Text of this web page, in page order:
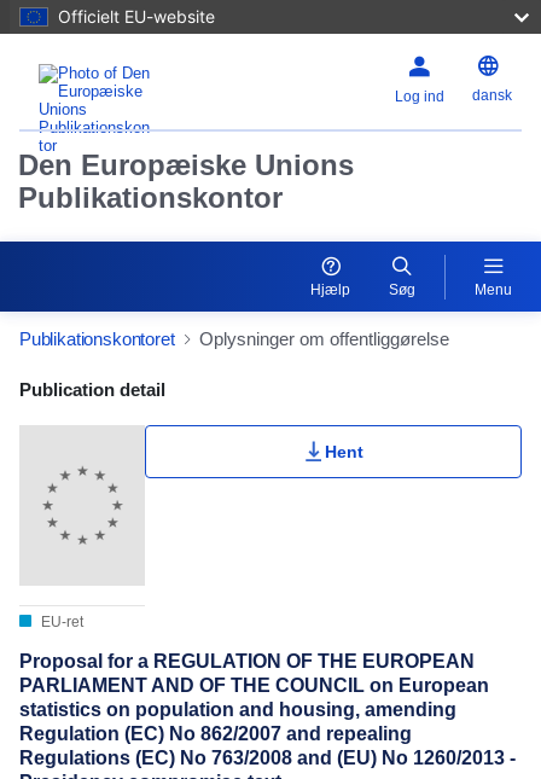
Officielt EU-website
Log ind dansk
Den Europæiske Unions
Publikationskontor
Hjælp Søg Menu
Publikationskontoret Oplysninger om offentliggørelse
Publication Detail Actions Portlet
Publication detail
EU-ret
Hent
Proposal for a REGULATION OF THE EUROPEAN
PARLIAMENT AND OF THE COUNCIL on European
statistics on population and housing, amending
Regulation (EC) No 862/2007 and repealing
Regulations (EC) No 763/2008 and (EU) No 1260/2013 -